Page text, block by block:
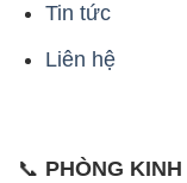
Tin tức
Liên hệ
📞 PHÒNG